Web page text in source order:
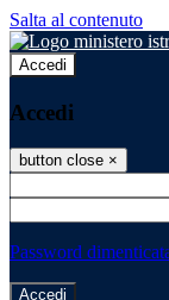
Salta al contenuto
Accedi
Accedi
button close ×
Password